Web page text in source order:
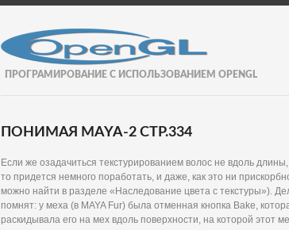
ПРОГРАМИРОВАНИЕ С ИСПОЛЬЗОВАНИЕМ OPENGL
ПОНИМАЯ MAYA-2 СТР.334
Если же озадачиться текстурированием волос не вдоль
то придется немного поработать, и даже, как это ни
можно найти в разделе «Наследование цвета с текстуры»).
помнят: у меха (в MAYA Fur) была отменная кнопка Bake,
раскидывала его на мех вдоль поверхности, на которой этот